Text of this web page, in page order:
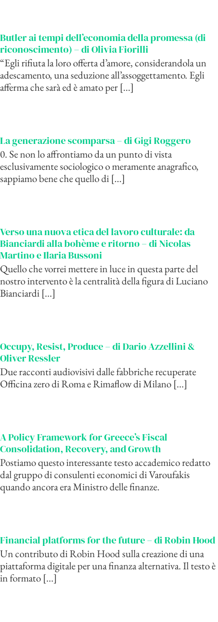
Butler ai tempi dell’economia della promessa (di
riconoscimento) – di Olivia Fiorilli
“Egli rifiuta la loro offerta d’amore, considerandola un
adescamento, una seduzione all’assoggettamento. Egli
afferma che sarà ed è amato per [...]
La generazione scomparsa – di Gigi Roggero
0. Se non lo affrontiamo da un punto di vista
esclusivamente sociologico o meramente anagrafico,
sappiamo bene che quello di [...]
Verso una nuova etica del lavoro culturale: da
Bianciardi alla bohème e ritorno – di Nicolas
Martino e Ilaria Bussoni
Quello che vorrei mettere in luce in questa parte del
nostro intervento è la centralità della figura di Luciano
Bianciardi [...]
Occupy, Resist, Produce – di Dario Azzellini &
Oliver Ressler
Due racconti audiovisivi dalle fabbriche recuperate
Officina zero di Roma e Rimaflow di Milano [...]
A Policy Framework for Greece’s Fiscal
Consolidation, Recovery, and Growth
Postiamo questo interessante testo accademico redatto
dal gruppo di consulenti economici di Varoufakis
quando ancora era Ministro delle finanze.
Financial platforms for the future – di Robin Hood
Un contributo di Robin Hood sulla creazione di una
piattaforma digitale per una finanza alternativa. Il testo è
in formato [...]